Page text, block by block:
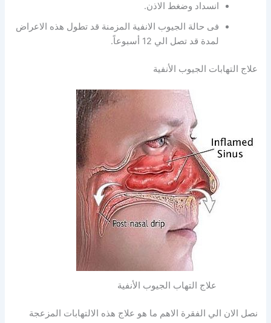
انسداد وضغط الاذن.
فى حالة الجيوب الانفية المزمنة قد تطول هذه الاعراض
لمدة قد تصل الي 12 أسبوعاً.
علاج التهابات الجيوب الأنفية
علاج التهاب الجيوب الأنفية
نصل الان الي الفقرة الاهم ما هو علاج هذه الالتهابات المزعجة